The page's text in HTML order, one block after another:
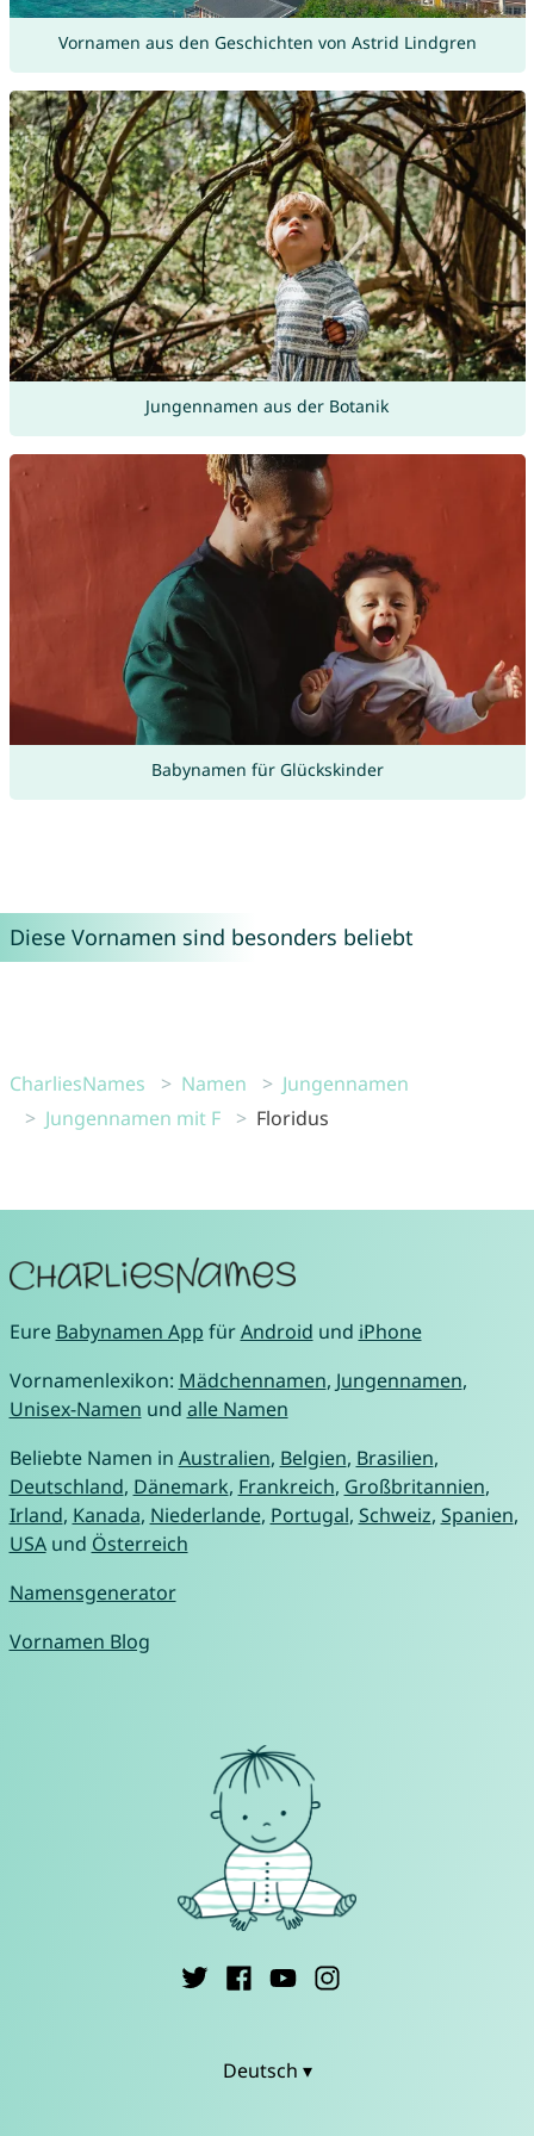
Vornamen aus den Geschichten von Astrid Lindgren
Jungennamen aus der Botanik
Babynamen für Glückskinder
Diese Vornamen sind besonders beliebt
CharliesNames Namen
Jungennamen
Jungennamen mit F
Floridus
Eure Babynamen App fürAndroid und iPhone
Vornamenlexikon: Mädchennamen, Jungennamen,
Unisex-Namen und alle Namen
Beliebte Namen in Australien, Belgien, Brasilien,
Deutschland, Dänemark, Frankreich, Großbritannien,
Irland, Kanada, Niederlande, Portugal, Schweiz, Spanien,
USAund Österreich
Namensgenerator
Vornamen Blog
Deutsch ▾